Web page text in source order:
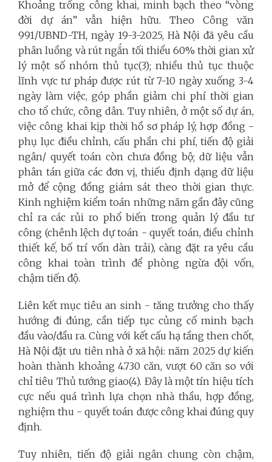
Khoảng trống công khai, minh bạch theo “vòng
đời dự án” vẫn hiện hữu. Theo Công văn
991/UBND-TH, ngày 19-3-2025, Hà Nội đã yêu cầu
phân luồng và rút ngắn tối thiểu 60% thời gian xử
lý một số nhóm thủ tục(3); nhiều thủ tục thuộc
lĩnh vực tư pháp được rút từ 7-10 ngày xuống 3-4
ngày làm việc, góp phần giảm chi phí thời gian
cho tổ chức, công dân. Tuy nhiên, ở một số dự án,
việc công khai kịp thời hồ sơ pháp lý, hợp đồng -
phụ lục điều chỉnh, cấu phần chi phí, tiến độ giải
ngân/ quyết toán còn chưa đồng bộ; dữ liệu vẫn
phân tán giữa các đơn vị, thiếu định dạng dữ liệu
mở để cộng đồng giám sát theo thời gian thực.
Kinh nghiệm kiểm toán những năm gần đây cũng
chỉ ra các rủi ro phổ biến trong quản lý đầu tư
công (chênh lệch dự toán - quyết toán, điều chỉnh
thiết kế, bố trí vốn dàn trải), càng đặt ra yêu cầu
công khai toàn trình để phòng ngừa đội vốn,
chậm tiến độ.
Liên kết mục tiêu an sinh - tăng trưởng cho thấy
hướng đi đúng, cần tiếp tục củng cố minh bạch
đầu vào/đầu ra. Cùng với kết cấu hạ tầng then chốt,
Hà Nội đặt ưu tiên nhà ở xã hội: năm 2025 dự kiến
hoàn thành khoảng 4.730 căn, vượt 60 căn so với
chỉ tiêu Thủ tướng giao(4). Đây là một tín hiệu tích
cực nếu quá trình lựa chọn nhà thầu, hợp đồng,
nghiệm thu - quyết toán được công khai đúng quy
định.
Tuy nhiên, tiến độ giải ngân chung còn chậm,